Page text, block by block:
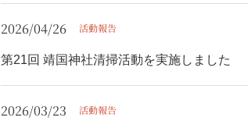
2026/04/26 活動報告
第21回 靖国神社清掃活動を実施しました
2026/03/23 活動報告